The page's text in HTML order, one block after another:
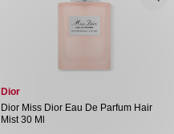
Dior
Dior Miss Dior Eau De Parfum Hair
Mist 30 Ml